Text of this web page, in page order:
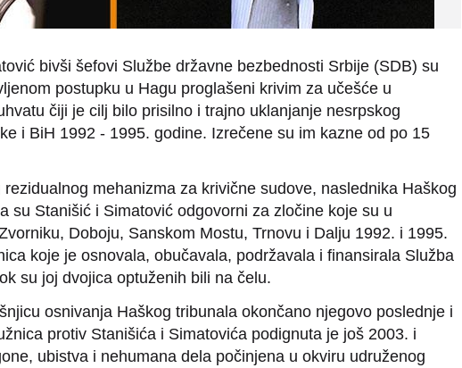
bivši šefovi Službe državne bezbednosti Srbije (SDB) su
postupku u Hagu proglašeni krivim za učešće u
čiji je cilj bilo prisilno i trajno uklanjanje nesrpskog
i BiH 1992 - 1995. godine. Izrečene su im kazne od po 15
mehanizma za krivične sudove, naslednika Haškog
su Stanišić i Simatović odgovorni za zločine koje su u
Doboju, Sanskom Mostu, Trnovu i Dalju 1992. i 1995.
koje je osnovala, obučavala, podržavala i finansirala Služba
su joj dvojica optuženih bili na čelu.
osnivanja Haškog tribunala okončano njegovo poslednje i
protiv Stanišića i Simatovića podignuta je još 2003. i
ubistva i nehumana dela počinjena u okviru udruženog